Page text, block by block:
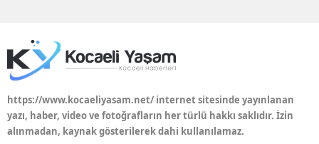
Erzurum
Eskişehir
https://www.kocaeliyasam.net/ internet sitesinde yayınlanan
yazı, haber, video ve fotoğrafların her türlü hakkı saklıdır. İzin
alınmadan, kaynak gösterilerek dahi kullanılamaz.